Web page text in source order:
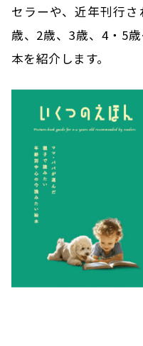
セラーや、近年刊行
歳、2歳、3歳、4・5
本を紹介します。